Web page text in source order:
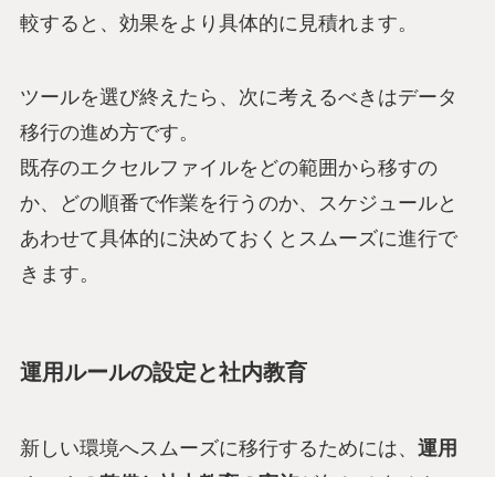
較すると、効果をより具体的に見積れます。
ツールを選び終えたら、次に考えるべきはデータ
移行の進め方です。
既存のエクセルファイルをどの範囲から移すの
か、どの順番で作業を行うのか、スケジュールと
あわせて具体的に決めておくとスムーズに進行で
きます。
運用ルールの設定と社内教育
新しい環境へスムーズに移行するためには、 運用